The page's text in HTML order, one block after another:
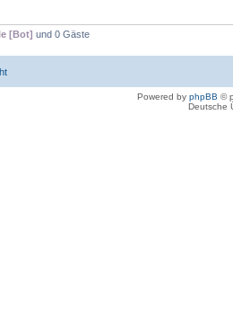
[Bot] und 0 Gäste
Powered by phpBB ©
Deutsche